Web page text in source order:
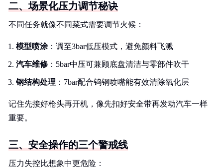
二、场景化压力调节秘诀
不同任务就像不同菜式需要调节火候：
模型喷涂：调至3bar低压模式，避免颜料飞溅
汽车维修 ：5bar中压可兼顾底盘清洁与零部件吹干
钢结构处理 ：7bar配合钨钢喷嘴能有效清除氧化层
记住先接好枪头再开机，像先扣好安全带再发动汽车一样
重要。
三、安全操作的三个警戒线
压力失控比想象中更危险：